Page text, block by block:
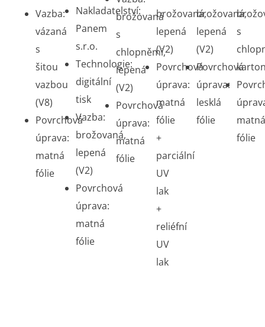
Vazba:
vázaná
s
šitou
vazbou
(V8)
Povrchová
úprava:
matná
fólie
Nakladatelství:
Panem
s.r.o.
Technologie:
digitální
tisk
Vazba:
brožovaná,
lepená
(V2)
Povrchová
úprava:
matná
fólie
brožovaná
s
chlopněmi,
lepená
(V2)
Povrchová
úprava:
matná
fólie
brožovaná,
lepená
(V2)
Povrchová
úprava:
matná
fólie
+
parciální
UV
lak
+
reliéfní
UV
lak
brožovaná,
lepená
(V2)
Povrchová
úprava:
lesklá
fólie
s
matná
fólie